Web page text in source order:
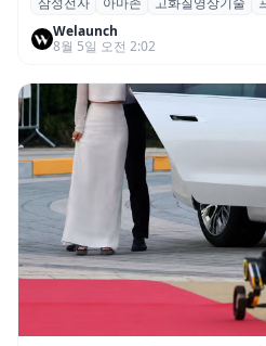
삼성전자·아마존, 프라
어드밴스드’ 적용
Welaunch
8월 5일 오전 2:02